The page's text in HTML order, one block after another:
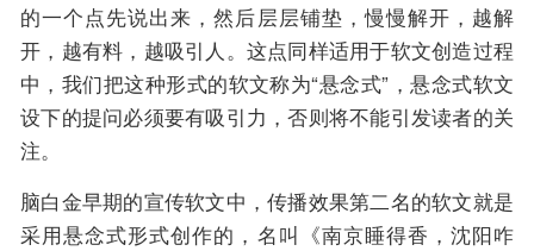
的一个点先说出来，然后层层铺垫，慢慢解开，越解
开，越有料，越吸引人。这点同样适用于软文创造过程
中，我们把这种形式的软文称为“悬念式”，悬念式软文
设下的提问必须要有吸引力，否则将不能引发读者的关
注。
脑白金早期的宣传软文中，传播效果第二名的软文就是
采用悬念式形式创作的，名叫《南京睡得香，沈阳咋